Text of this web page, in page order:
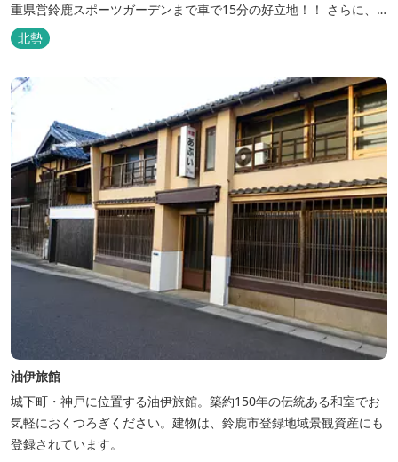
重県営鈴鹿スポーツガーデンまで車で15分の好立地！！ さらに、
全檜造り貸切風呂や各種サービスでお待ち致しております。
北勢
油伊旅館
城下町・神戸に位置する油伊旅館。築約150年の伝統ある和室でお
気軽におくつろぎください。建物は、鈴鹿市登録地域景観資産にも
登録されています。